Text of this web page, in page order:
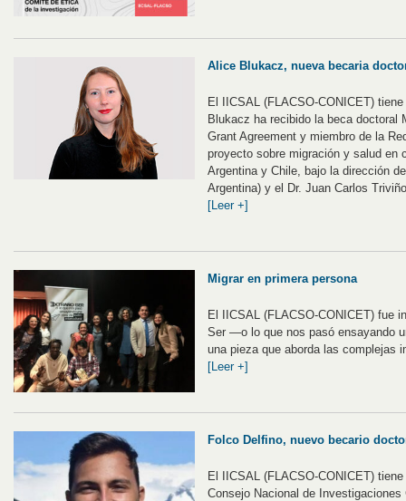
Alice Blukacz, nueva becaria
El IICSAL (FLACSO-CONICET)
Blukacz ha recibido la beca doctoral
Grant Agreement y miembro de la
proyecto sobre migración y salud en
Argentina y Chile, bajo la dirección
Argentina) y el Dr. Juan Carlos
[Leer +]
Migrar en primera persona
El IICSAL (FLACSO-CONICET) fue
Ser ―o lo que nos pasó ensayando
una pieza que aborda las complejas
[Leer +]
Folco Delfino, nuevo becario
El IICSAL (FLACSO-CONICET)
Consejo Nacional de